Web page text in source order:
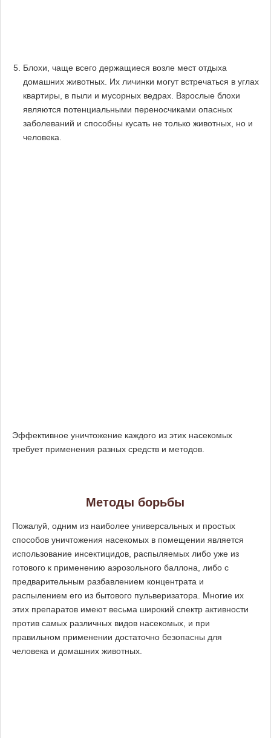
Блохи, чаще всего держащиеся возле мест отдыха
домашних животных. Их личинки могут встречаться в углах
квартиры, в пыли и мусорных ведрах. Взрослые блохи
являются потенциальными переносчиками опасных
заболеваний и способны кусать не только животных, но и
человека.
Эффективное уничтожение каждого из этих насекомых
требует применения разных средств и методов.
Методы борьбы
Пожалуй, одним из наиболее универсальных и простых
способов уничтожения насекомых в помещении является
использование инсектицидов, распыляемых либо уже из
готового к применению аэрозольного баллона, либо с
предварительным разбавлением концентрата и
распылением его из бытового пульверизатора. Многие их
этих препаратов имеют весьма широкий спектр активности
против самых различных видов насекомых, и при
правильном применении достаточно безопасны для
человека и домашних животных.